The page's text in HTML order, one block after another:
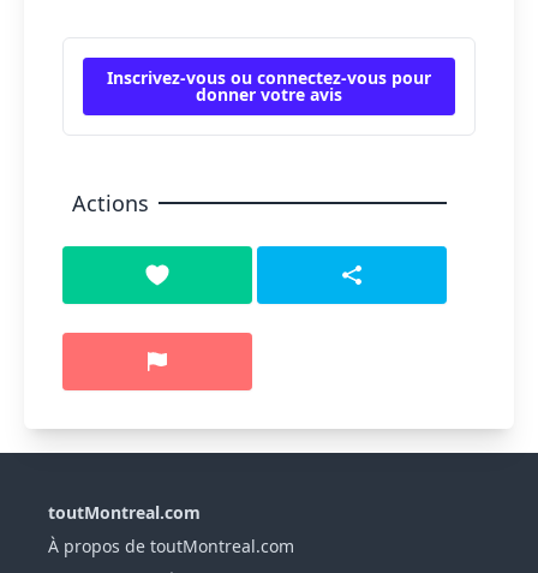
Inscrivez-vous ou connectez-vous pour
donner votre avis
Actions
toutMontreal.com
À propos de toutMontreal.com